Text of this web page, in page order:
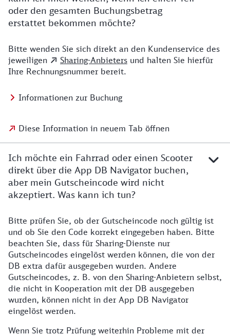
oder den gesamten Buchungsbetrag
erstattet bekommen möchte?
Bitte wenden Sie sich direkt an den Kundenservice des
jeweiligen
Sharing-Anbieters und halten Sie hierfür
Ihre Rechnungsnummer bereit.
Informationen zur Buchung
Diese Information in neuem Tab öffnen
Ich möchte ein Fahrrad oder einen Scooter
direkt über die App DB Navigator buchen,
aber mein Gutscheincode wird nicht
akzeptiert. Was kann ich tun?
Bitte prüfen Sie, ob der Gutscheincode noch gültig ist
und ob Sie den Code korrekt eingegeben haben. Bitte
beachten Sie, dass für Sharing-Dienste nur
Gutscheincodes eingelöst werden können, die von der
DB extra dafür ausgegeben wurden. Andere
Gutscheincodes, z. B. von den Sharing-Anbietern selbst,
die nicht in Kooperation mit der DB ausgegeben
wurden, können nicht in der App DB Navigator
eingelöst werden.
Wenn Sie trotz Prüfung weiterhin Probleme mit der